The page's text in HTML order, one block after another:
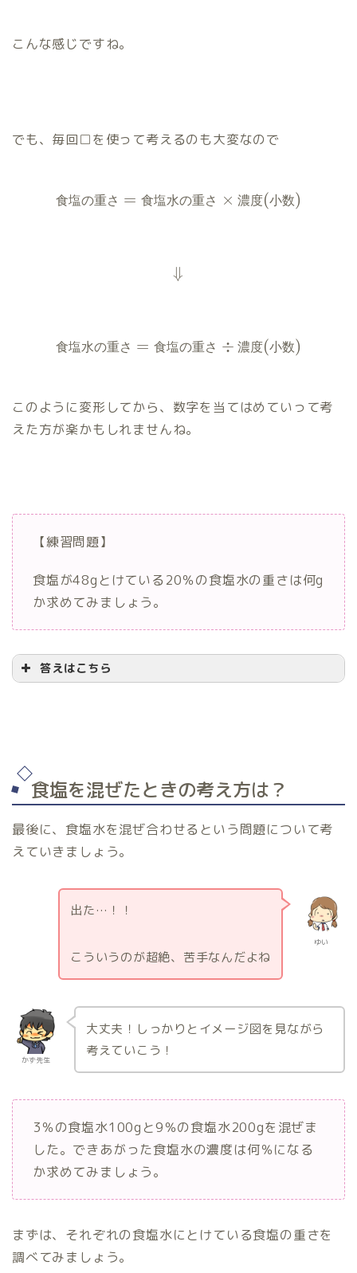
こんな感じですね。
でも、毎回□を使って考えるのも大変なので
食塩の重さ = 食塩水の重さ × 濃度(小数)
⇓
食塩水の重さ = 食塩の重さ ÷ 濃度(小数)
このように変形してから、数字を当てはめていって考
えた方が楽かもしれませんね。
【練習問題】
食塩が48gとけている20％の食塩水の重さは何g
か求めてみましょう。
答えはこちら
240g
食塩を混ぜたときの考え方は？
最後に、食塩水を混ぜ合わせるという問題について考
えていきましょう。
ゆい
出た…！！
こういうのが超絶、苦手なんだよね
かず先生
大丈夫！しっかりとイメージ図を見ながら
考えていこう！
3％の食塩水100gと9％の食塩水200gを混ぜま
した。できあがった食塩水の濃度は何％になる
か求めてみましょう。
まずは、それぞれの食塩水にとけている食塩の重さを
調べてみましょう。